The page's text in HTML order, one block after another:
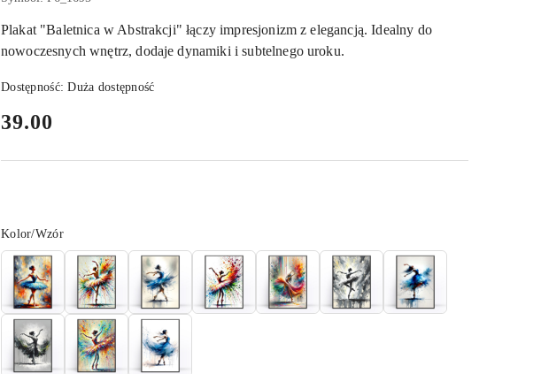
Plakat "Baletnica w Abstrakcji" łączy impresjonizm z elegancją. Idealny do
nowoczesnych wnętrz, dodaje dynamiki i subtelnego uroku.
Dostępność:Duża dostępność
cena:
39.00
Wariant
Kolor/Wzór